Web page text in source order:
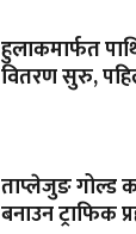
हुलाकमार्फत
वितरण सुरु,
ताप्लेजुङ गोल्ड
बनाउन ट्राफिक